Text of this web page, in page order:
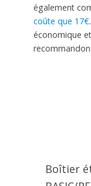
également
coûte que 17€
économique
Boîtier